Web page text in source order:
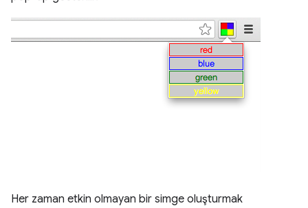
Her zaman etkin olmayan bir simge oluşturmak